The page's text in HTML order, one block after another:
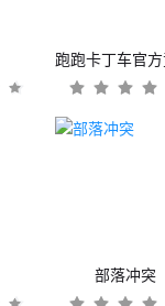
部落冲突